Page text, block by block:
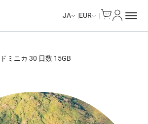
JA EUR
ドミニカ 30 日数 15GB